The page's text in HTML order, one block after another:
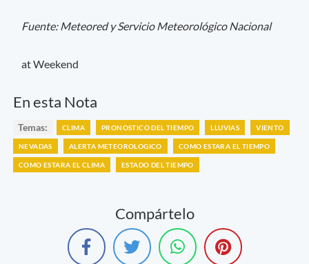
Fuente: Meteored y Servicio Meteorológico Nacional
at Weekend
En esta Nota
Temas: CLIMA PRONOSTICO DEL TIEMPO LLUVIAS VIENTO
NEVADAS ALERTA METEOROLOGICO COMO ESTARA EL TIEMPO
COMO ESTARA EL CLIMA ESTADO DEL TIEMPO
Compártelo